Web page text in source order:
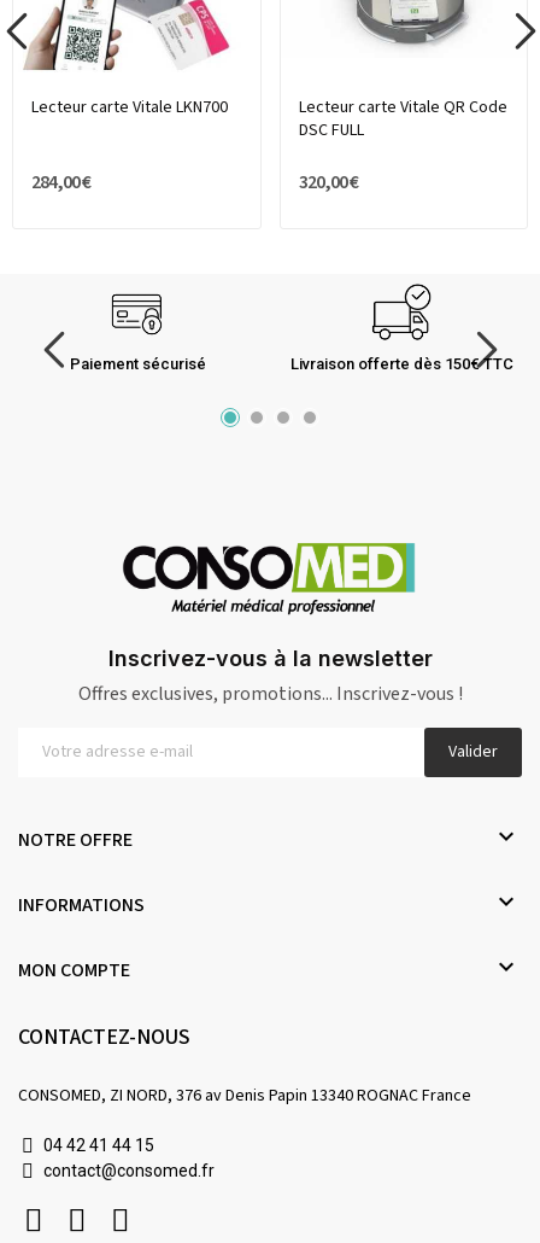
Lecteur carte Vitale LKN700
284,00 €
Lecteur carte Vitale QR Code
DSC FULL
320,00 €
Paiement sécurisé Livraison offerte dès 150€ TTC
Inscrivez-vous à la newsletter
Offres exclusives, promotions... Inscrivez-vous !
Valider
NOTRE OFFRE 
INFORMATIONS 
MON COMPTE 
CONTACTEZ-NOUS
CONSOMED, ZI NORD, 376 av Denis Papin 13340 ROGNAC France
04 42 41 44 15
contact@consomed.fr